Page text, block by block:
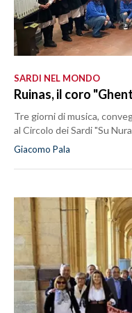
SARDI NEL MONDO
Ruinas, il coro
Tre giorni di musica,
al Circolo dei Sardi "Su
Giacomo Pala